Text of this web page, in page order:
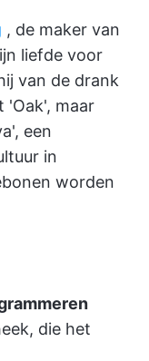
, de maker van
liefde voor
van de drank
'Oak', maar
een
in
worden
die het